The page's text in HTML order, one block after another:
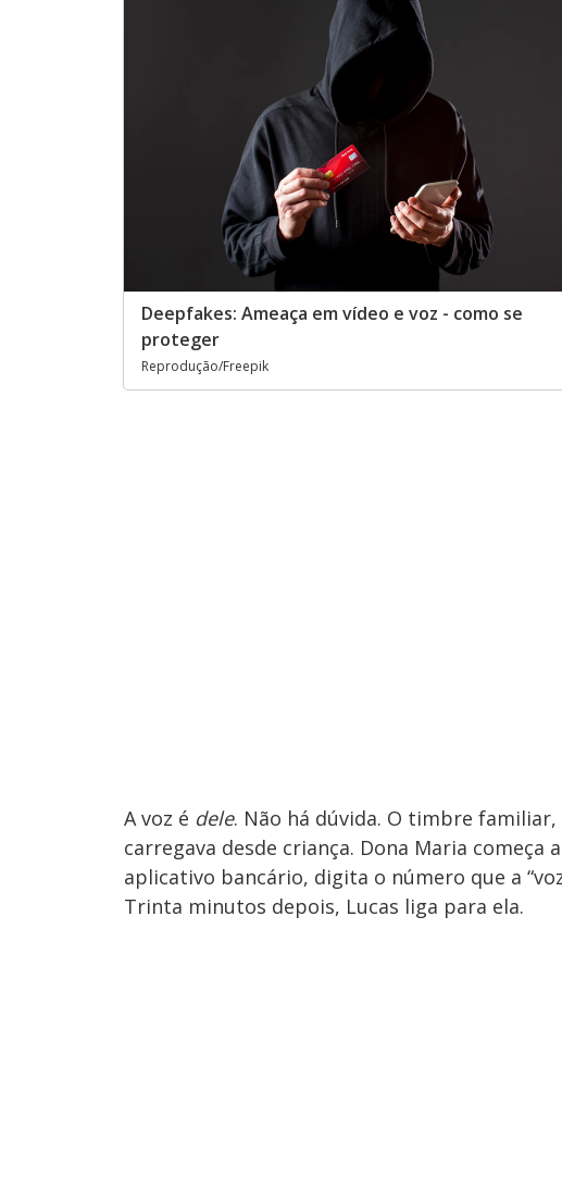
Deepfakes: Ameaça em vídeo e voz - como se
proteger
Reprodução/Freepik
A voz é dele. Não há dúvida. O timbre
carregava desde criança. Dona Maria começa
aplicativo bancário, digita o número que a
Trinta minutos depois, Lucas liga para ela.